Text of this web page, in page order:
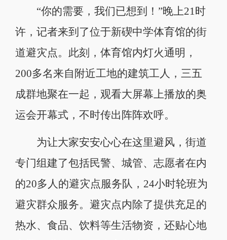
“你的需要，我们已想到！”晚上21时
许，记者来到了位于新碶中学体育馆的街
道避灾点。此刻，体育馆内灯火通明，
200多名来自附近工地的建筑工人，三五
成群地聚在一起，观看大屏幕上播放的奥
运会开幕式，不时传出阵阵欢呼。
为让大家安安心心在这里避风，街道
专门组建了包括民警、城管、志愿者在内
的20多人的避灾点服务队，24小时轮班为
避灾群众服务。避灾点内除了提供充足的
热水、食品、饮料等生活物资，还贴心地